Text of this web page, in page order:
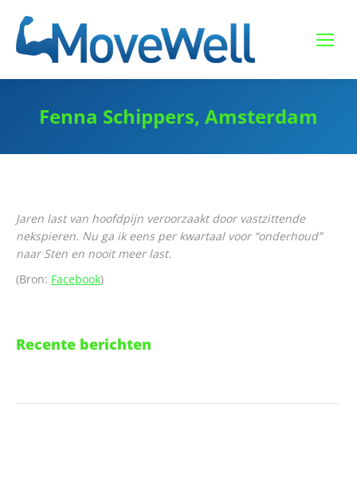
Fenna Schippers, Amsterdam
Jaren last van hoofdpijn veroorzaakt door vastzittende
nekspieren. Nu ga ik eens per kwartaal voor “onderhoud”
naar Sten en nooit meer last.
(Bron: Facebook)
Recente berichten